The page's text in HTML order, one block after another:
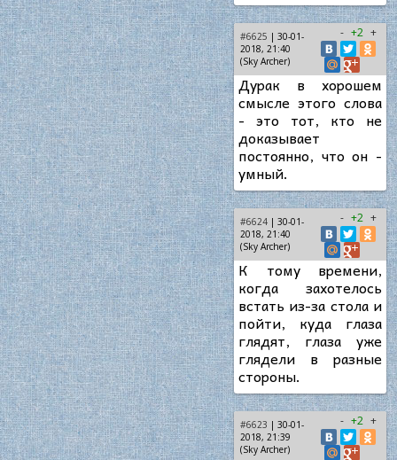
#6625 | 30-01-
2018, 21:40
(Sky Archer)
- +2 +
Дурак в хорошем
смысле этого слова
- это тот, кто не
доказывает
постоянно, что он -
умный.
#6624 | 30-01-
2018, 21:40
(Sky Archer)
- +2 +
К тому времени,
когда захотелось
встать из-за стола и
пойти, куда глаза
глядят, глаза уже
глядели в разные
стороны.
#6623 | 30-01-
2018, 21:39
(Sky Archer)
- +2 +